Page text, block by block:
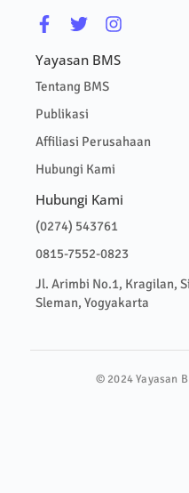
Yayasan BMS
Tentang BMS
Publikasi
Affiliasi Perusahaan
Hubungi Kami
Hubungi Kami
(0274) 543761
0815-7552-0823
Jl. Arimbi No.1, Kragilan,
Sleman, Yogyakarta
© 2024 Yayasan